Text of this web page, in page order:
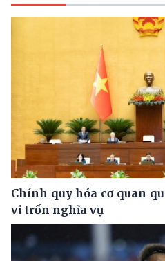
Chính quy hóa cơ quan
vi trốn nghĩa vụ